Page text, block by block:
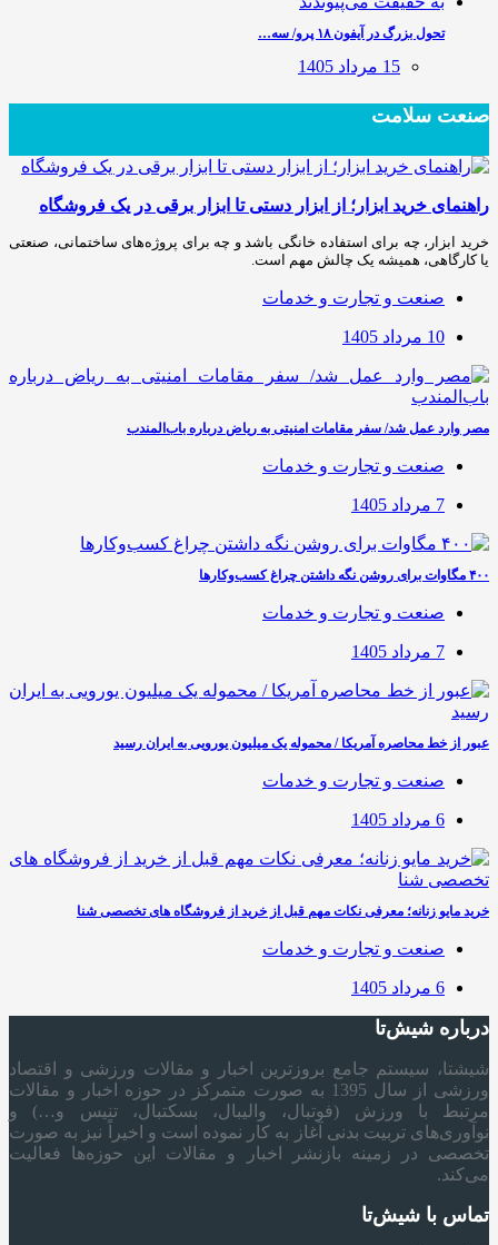
تحول بزرگ در آیفون ۱۸ پرو/ سه…
15 مرداد 1405
صنعت سلامت
راهنمای خرید ابزار؛ از ابزار دستی تا ابزار برقی در یک فروشگاه
خرید ابزار، چه برای استفاده خانگی باشد و چه برای پروژه‌های ساختمانی، صنعتی
یا کارگاهی، همیشه یک چالش مهم است.
صنعت و تجارت و خدمات
10 مرداد 1405
مصر وارد عمل شد/ سفر مقامات امنیتی به ریاض درباره باب‌المندب
صنعت و تجارت و خدمات
7 مرداد 1405
۴۰۰ مگاوات برای روشن نگه داشتن چراغ کسب‌وکار‌ها
صنعت و تجارت و خدمات
7 مرداد 1405
عبور از خط محاصره آمریکا / محموله یک میلیون یورویی به ایران رسید
صنعت و تجارت و خدمات
6 مرداد 1405
خرید مایو زنانه؛ معرفی نکات مهم قبل از خرید از فروشگاه های تخصصی شنا
صنعت و تجارت و خدمات
6 مرداد 1405
درباره شیش‌تا
شیشتا، سیستم جامع بروزترین اخبار و مقالات ورزشی و اقتصاد
ورزشی از سال 1395 به صورت متمرکز در حوزه اخبار و مقالات
مرتبط با ورزش (فوتبال، والیبال، بسکتبال، تنیس و…) و
نوآوری‌های تربیت بدنی آغاز به کار نموده است و اخیراً نیز به صورت
تخصصی در زمینه بازنشر اخبار و مقالات این حوزه‌ها فعالیت
می‌کند.
تماس با شیش‌تا